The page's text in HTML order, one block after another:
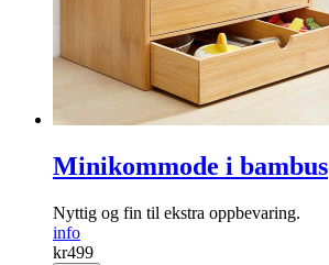
Minikommode i bambus
Nyttig og fin til ekstra ­oppbevaring.
info
kr499